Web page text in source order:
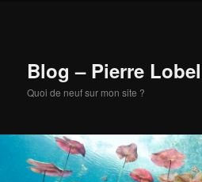
Blog – Pierre Lobel
Quoi de neuf sur mon site ?